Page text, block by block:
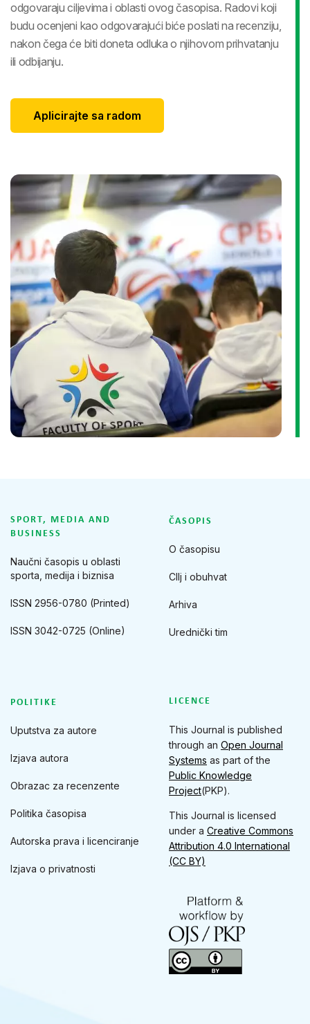
odgovaraju ciljevima i oblasti ovog časopisa. Radovi koji
budu ocenjeni kao odgovarajući biće poslati na recenziju,
nakon čega će biti doneta odluka o njihovom prihvatanju
ili odbijanju.
Aplicirajte sa radom
SPORT, MEDIA AND
BUSINESS
Naučni časopis u oblasti
sporta, medija i biznisa
ISSN 2956-0780 (Printed)
ISSN 3042-0725 (Online)
ČASOPIS
O časopisu
CIlj i obuhvat
Arhiva
Urednički tim
POLITIKE
Uputstva za autore
Izjava autora
Obrazac za recenzente
Politika časopisa
Autorska prava i licenciranje
Izjava o privatnosti
LICENCE
This Journal is published
through an Open Journal
Systems as part of the
Public Knowledge
Project(PKP).
This Journal is licensed
under a Creative Commons
Attribution 4.0 International
(CC BY)